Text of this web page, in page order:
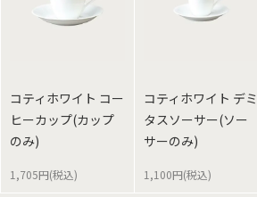
コティホワイト コー
ヒーカップ(カップ
のみ)
1,705円(税込)
コティホワイト デミ
タスソーサー(ソー
サーのみ)
1,100円(税込)